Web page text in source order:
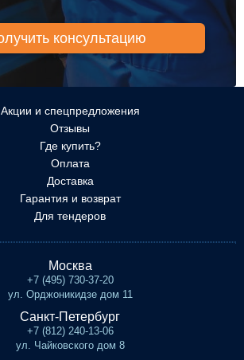
Акции и спецпредложения
Отзывы
Где купить?
Оплата
Доставка
Гарантия и возврат
Для тендеров
Москва
+7 (495) 730-37-20
ул. Орджоникидзе дом 11
Санкт-Петербург
+7 (812) 240-13-06
ул. Чайковского дом 8